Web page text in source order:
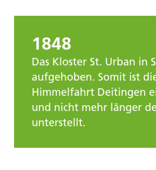
1848
Das Kloster St. Urban in
aufgehoben. Somit ist
Himmelfahrt Deitingen
und nicht mehr länger
unterstellt.